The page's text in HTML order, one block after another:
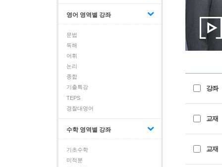
영어 영역별 강좌
문법
독해
어휘
논리
종합
기출특강
TEPS
경찰대영어
수학 영역별 강좌
기초수학
미적분
강좌
교재
교재